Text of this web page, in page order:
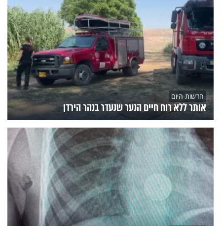
חדשות היום
אותר ללא רוח חיים הנער שנעדר בנהר הירדן